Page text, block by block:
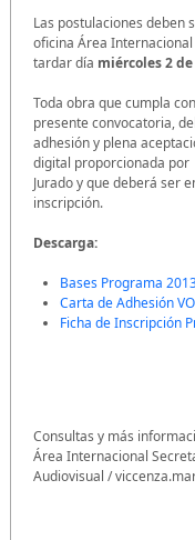
Las postulaciones deben
oficina Área
tardar día miércoles 2
Toda obra que cumpla
presente convocatoria,
adhesión y plena
digital proporcionada por
Jurado y que deberá ser
inscripción.
Descarga:
Bases Programa
Carta de Adhesión
Ficha de Inscripción
Consultas y más
Área Internacional
Audiovisual /